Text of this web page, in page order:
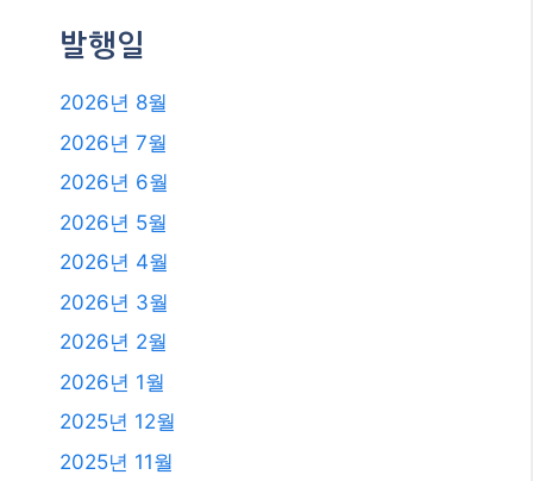
발행일
2026년 8월
2026년 7월
2026년 6월
2026년 5월
2026년 4월
2026년 3월
2026년 2월
2026년 1월
2025년 12월
2025년 11월